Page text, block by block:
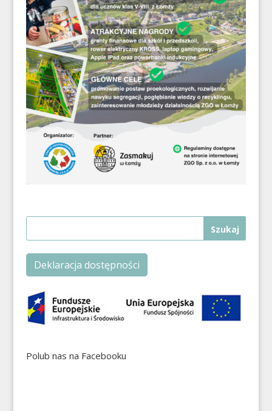
Deklaracja dostępności
Polub nas na Facebooku